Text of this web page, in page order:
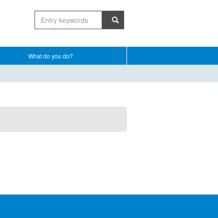
What do you do?